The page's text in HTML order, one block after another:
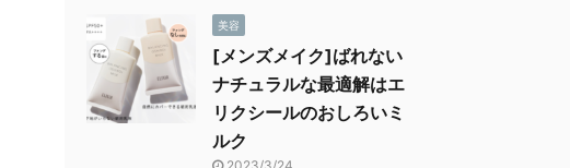
美容
[メンズメイク]ばれない
ナチュラルな最適解はエ
リクシールのおしろいミ
ルク